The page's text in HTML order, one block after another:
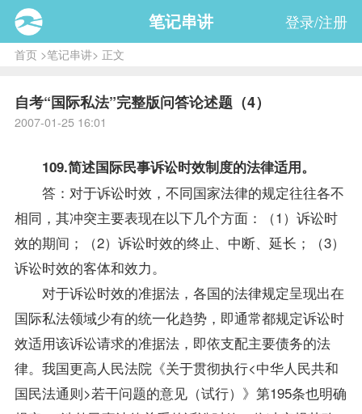
笔记串讲 登录/注册
首页>笔记串讲> 正文
自考“国际私法”完整版问答论述题（4）
2007-01-25 16:01
109.简述国际民事诉讼时效制度的法律适用。
答：对于诉讼时效，不同国家法律的规定往往各不
相同，其冲突主要表现在以下几个方面：（1）诉讼时
效的期间；（2）诉讼时效的终止、中断、延长；（3）
诉讼时效的客体和效力。
对于诉讼时效的准据法，各国的法律规定呈现出在
国际私法领域少有的统一化趋势，即通常都规定诉讼时
效适用该诉讼请求的准据法，即依支配主要债务的法
律。我国更高人民法院《关于贯彻执行<中华人民共和
国民法通则>若干问题的意见（试行）》第195条也明确